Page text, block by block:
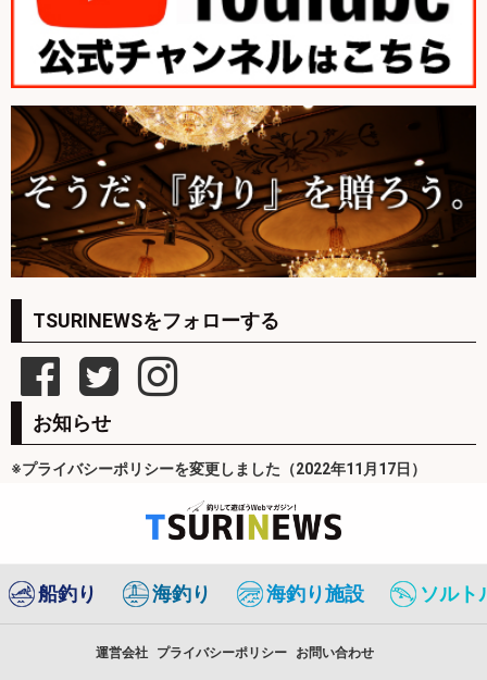
TSURINEWSをフォローする
お知らせ
※プライバシーポリシーを変更しました（2022年11月17日）
船釣り 海釣り 海釣り施設 ソルト
運営会社 プライバシーポリシー お問い合わせ